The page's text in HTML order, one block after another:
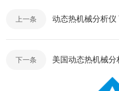
上一条
下一条